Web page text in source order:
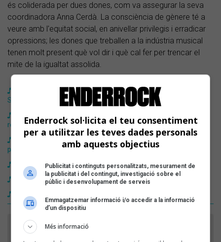
és coliderada per dues dones, com va assegurar la seva
coordinadora Anna Cerdà. La consciència de gènere té a
veure amb l'equitat social, en anivellar privilegis i erradicar
opressions; les dones que treballen a la indústria musical
tenen molt present què vol dir i què cal fer per trencar el
mite de la igualtat assolida.
Arrenca el primer Fonograma amb Roba Estesa, Aiala i
Scorpio, entre altres
Metz Records: «Volem crear el nostre propi panorama i
redirigir el circuit musical cap a nosaltres»
Plantejament, nus i desenllaç de la contractació
postpandèmia
La cultura com a dret
Per una música més sostenible després de la pandèmia
FES EL TEU COMENTARI
Enderrock sol·licita el teu consentiment
per a utilitzar les teves dades personals
amb aquests objectius
Publicitat i continguts personalitzats, mesurament de
la publicitat i del contingut, investigació sobre el
públic i desenvolupament de serveis
Emmagatzemar informació i/o accedir a la informació
d’un dispositiu
Més informació